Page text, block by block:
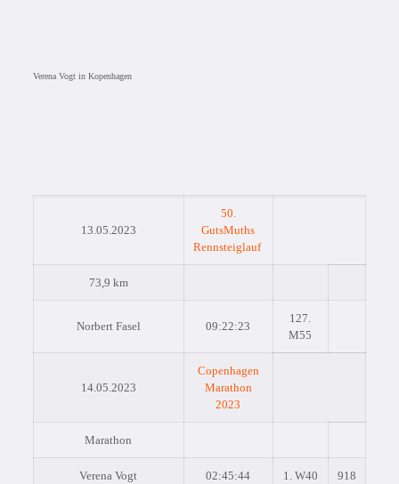
Verena Vogt in Kopenhagen
13.05.2023
50.
GutsMuths
Rennsteiglauf
73,9 km
Norbert Fasel 09:22:23
127.
M55
14.05.2023
Copenhagen
Marathon
2023
Marathon
Verena Vogt 02:45:44 1. W40 918